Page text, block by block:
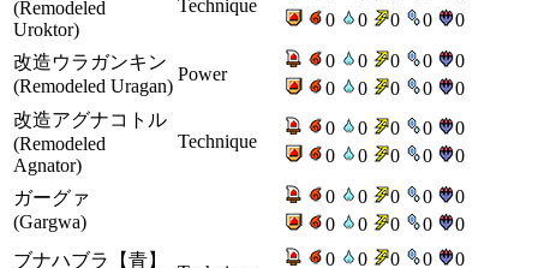
(Remodeled
Uroktor)
Technique
0
0 0 0 0
改造ウラガンキン
(Remodeled Uragan)
Power
0 0 0 0
0
0
0 0 0
0
改造アグナコトル
(Remodeled
Agnator)
Technique
0 0 0 0
0
0
0 0 0 0
ガーグァ
(Gargwa)
0 0 0 0
0
0
0 0 0
0
ブナハブラ【青】
0 0 0 0
0